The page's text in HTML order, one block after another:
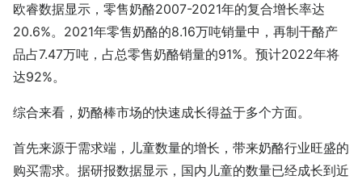
欧睿数据显示，零售奶酪2007-2021年的复合增长率达
20.6%。2021年零售奶酪的8.16万吨销量中，再制干酪产
品占7.47万吨，占总零售奶酪销量的91%。预计2022年将
达92%。
综合来看，奶酪棒市场的快速成长得益于多个方面。
首先来源于需求端，儿童数量的增长，带来奶酪行业旺盛的
购买需求。据研报数据显示，国内儿童的数量已经成长到近